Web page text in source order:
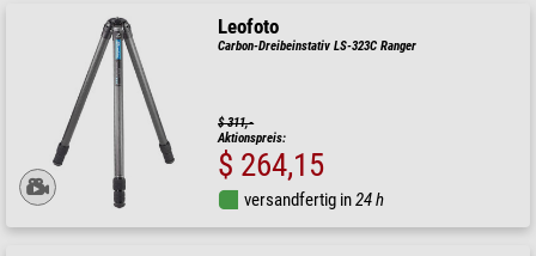
Leofoto
Carbon-Dreibeinstativ LS-323C Ranger
$ 311,-
Aktionspreis:
$ 264,15
versandfertig in24 h